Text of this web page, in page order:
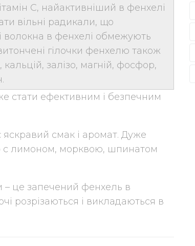
С, найактивніший в фенхелі
вільні радикали, що
волокна в фенхелі обмежують
гілочки фенхелю також
залізо, магній, фосфор,
стати ефективним і безпечним
смак і аромат. Дуже
c лимоном, морквою, шпинатом
– це запечений фенхель в
розрізаються і викладаються в